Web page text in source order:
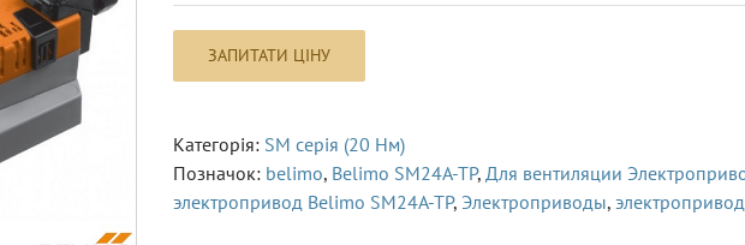
Категорія: SM серія (20 Hм)
Позначок: belimo, Belimo SM24A-TP, Для вентиляции
электропривод Belimo SM24A-TP, Электроприводы,